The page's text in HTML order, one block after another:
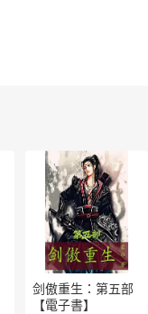
剑傲重生：第五部
【電子書】